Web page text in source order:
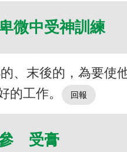
微中受神訓練
、末後的，為要使
的工作。
受膏